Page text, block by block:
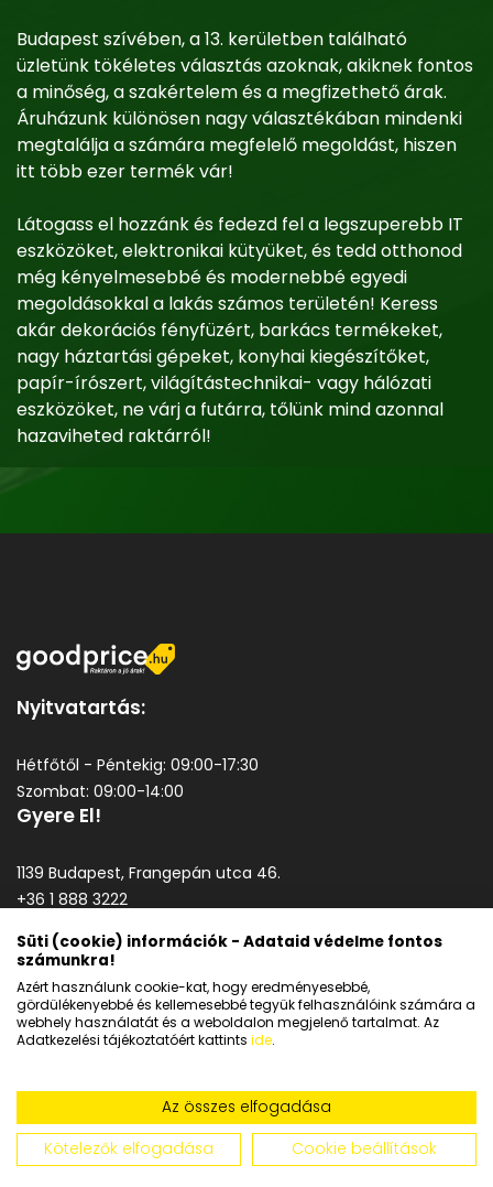
Budapest szívében, a 13. kerületben található
üzletünk tökéletes választás azoknak, akiknek fontos
a minőség, a szakértelem és a megfizethető árak.
Áruházunk különösen nagy választékában mindenki
megtalálja a számára megfelelő megoldást, hiszen
itt több ezer termék vár!
Látogass el hozzánk és fedezd fel a legszuperebb IT
eszközöket, elektronikai kütyüket, és tedd otthonod
még kényelmesebbé és modernebbé egyedi
megoldásokkal a lakás számos területén! Keress
akár dekorációs fényfüzért, barkács termékeket,
nagy háztartási gépeket, konyhai kiegészítőket,
papír-írószert, világítástechnikai- vagy hálózati
eszközöket, ne várj a futárra, tőlünk mind azonnal
hazaviheted raktárról!
Nyitvatartás:
Hétfőtől - Péntekig: 09:00-17:30
Szombat: 09:00-14:00
Gyere El!
1139 Budapest, Frangepán utca 46.
+36 1 888 3222
Általános szerződési feltételek
Adatkezelési tájékoztató
Copyright © 2026
Süti (cookie) információk - Adataid védelme fontos
számunkra!
Azért használunk cookie-kat, hogy eredményesebbé,
gördülékenyebbé és kellemesebbé tegyük felhasználóink számára a
webhely használatát és a weboldalon megjelenő tartalmat. Az
Adatkezelési tájékoztatóért kattints ide.
Az összes elfogadása
Kötelezők elfogadása
Cookie beállítások